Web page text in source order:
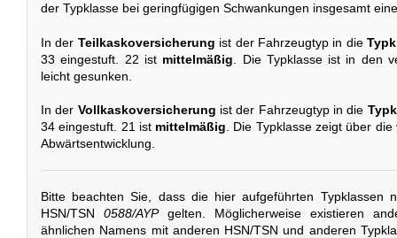
der Typklasse bei geringfügigen Schwankungen insgesamt
In der Teilkaskoversicherung ist der Fahrzeugtyp in die
33 eingestuft. 22 ist mittelmäßig . Die Typklasse ist in den
leicht gesunken.
In der Vollkaskoversicherung ist der Fahrzeugtyp in die
34 eingestuft. 21 ist mittelmäßig. Die Typklasse zeigt über
Abwärtsentwicklung.
Bitte beachten Sie, dass die hier aufgeführten Typklassen
HSN/TSN 0588/AYPgelten. Möglicherweise existieren
ähnlichen Namens mit anderen HSN/TSN und anderen